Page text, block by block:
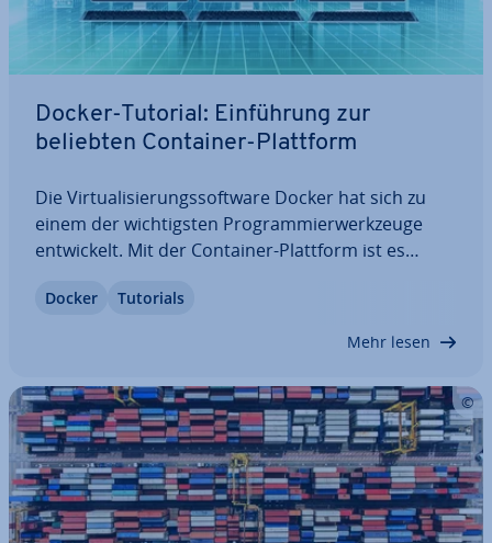
Docker-Tutorial: Ein­füh­rung zur
beliebten Container-Plattform
Die Vir­tua­li­sie­rungs­soft­ware Docker hat sich zu
einem der wich­tigs­ten Pro­gram­mier­werk­zeu­ge
ent­wi­ckelt. Mit der Container-Plattform ist es
de­nen Hardware- und Software-Kon­fi­gu­ra­tio­nen
Docker Tutorials
Mehr lesen